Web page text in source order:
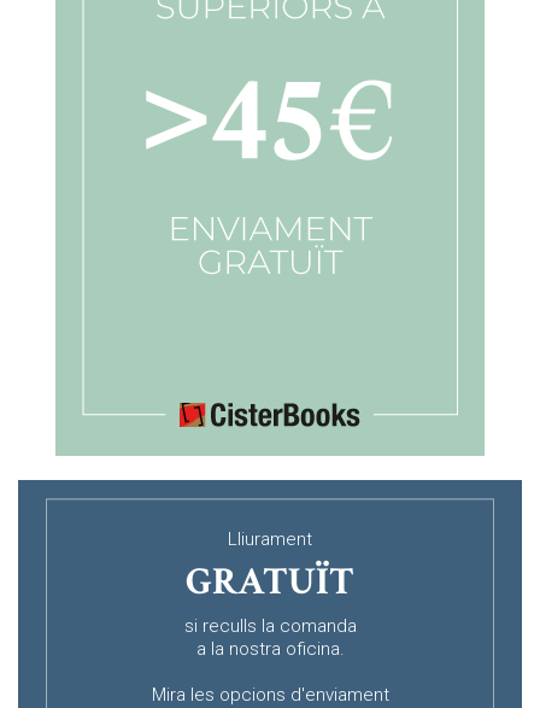
Lliurament
GRATUÏT
si reculls la comanda
a la nostra oficina.
Mira les opcions d'enviament